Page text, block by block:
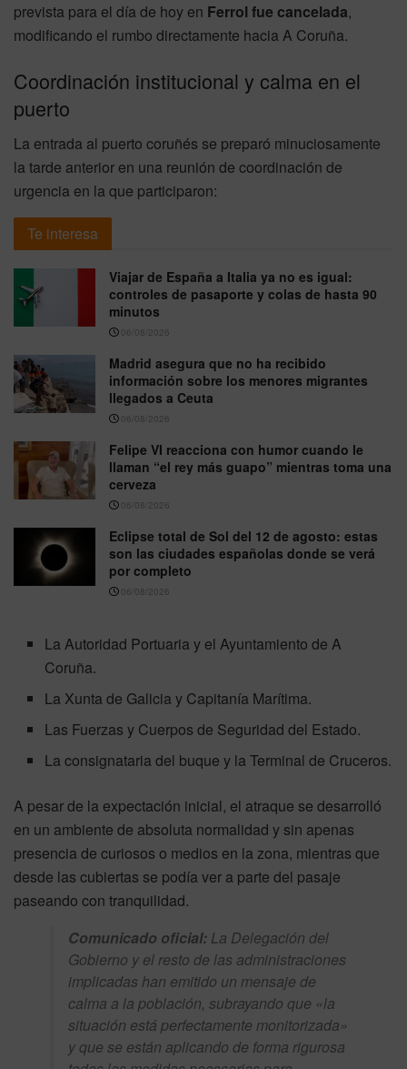
prevista para el día de hoy en Ferrol fue cancelada,
modificando el rumbo directamente hacia A Coruña.
Coordinación institucional y calma en el
puerto
La entrada al puerto coruñés se preparó minuciosamente
la tarde anterior en una reunión de coordinación de
urgencia en la que participaron:
Te interesa
Viajar de España a Italia ya no es igual:
controles de pasaporte y colas de hasta 90
minutos
06/08/2026
Madrid asegura que no ha recibido
información sobre los menores migrantes
llegados a Ceuta
06/08/2026
Felipe VI reacciona con humor cuando le
llaman “el rey más guapo” mientras toma una
cerveza
06/08/2026
Eclipse total de Sol del 12 de agosto: estas
son las ciudades españolas donde se verá
por completo
06/08/2026
La Autoridad Portuaria y el Ayuntamiento de A
Coruña.
La Xunta de Galicia y Capitanía Marítima.
Las Fuerzas y Cuerpos de Seguridad del Estado.
La consignataria del buque y la Terminal de Cruceros.
A pesar de la expectación inicial, el atraque se desarrolló
en un ambiente de absoluta normalidad y sin apenas
presencia de curiosos o medios en la zona, mientras que
desde las cubiertas se podía ver a parte del pasaje
paseando con tranquilidad.
Comunicado oficial: La Delegación del
Gobierno y el resto de las administraciones
implicadas han emitido un mensaje de
calma a la población, subrayando que «la
situación está perfectamente monitorizada»
y que se están aplicando de forma rigurosa